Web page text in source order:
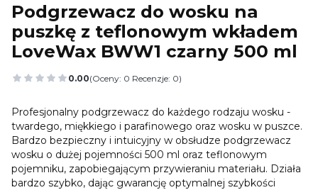
Podgrzewacz do wosku na
puszkę z teflonowym wkładem
LoveWax BWW1 czarny 500 ml
0.00(Oceny: 0 Recenzje: 0)
Przejdź do sekcji Opinie
Profesjonalny podgrzewacz do każdego rodzaju wosku -
twardego, miękkiego i parafinowego oraz wosku w puszce.
Bardzo bezpieczny i intuicyjny w obsłudze podgrzewacz
wosku o dużej pojemności 500 ml oraz teflonowym
pojemniku, zapobiegającym przywieraniu materiału. Działa
bardzo szybko, dając gwarancję optymalnej szybkości